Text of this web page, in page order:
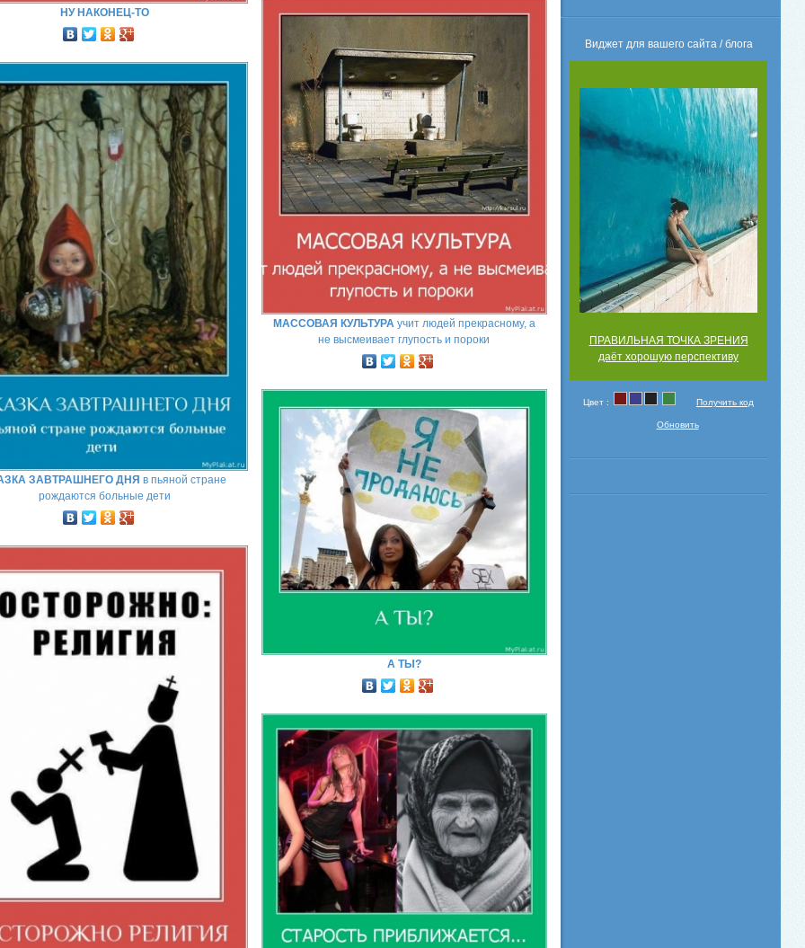
Виджет для вашего сайта / блога
ПРАВИЛЬНАЯ ТОЧКА ЗРЕНИЯ
даёт хорошую перспективу
Цвет : Получить код
Обновить
НУ НАКОНЕЦ-ТО
ЗАВТРАШНЕГО ДНЯ в пьяной стране
рождаются больные дети
МАССОВАЯ КУЛЬТУРАучит людей прекрасному, а
не высмеивает глупость и пороки
А ТЫ?